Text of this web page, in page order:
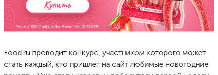
Food.ru проводит конкурс, участником которого может
стать каждый, кто пришлет на сайт любимые новогодние